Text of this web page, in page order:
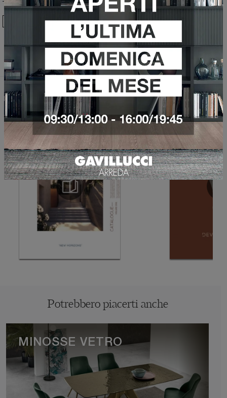
Sfoglia i cataloghi
Ho preso visione dellaPrivacy Policy
Invia
Potrebbero piacerti anche
MINOSSE VETRO